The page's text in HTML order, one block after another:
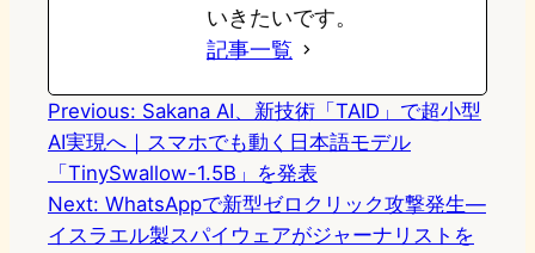
いきたいです。
記事一覧
Previous: Sakana AI、新技術「TAID」で超小型
AI実現へ｜スマホでも動く日本語モデル
「TinySwallow-1.5B」を発表
Next: WhatsAppで新型ゼロクリック攻撃発生—
イスラエル製スパイウェアがジャーナリストを